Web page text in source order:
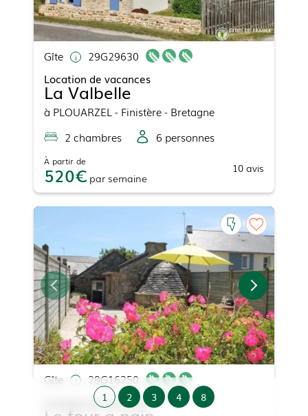
Gîte
29G29630
Location de vacances
La Valbelle
à PLOUARZEL - Finistère - Bretagne
2 chambres 6 personnes
À partir de
520 par semaine
10 avis
Gîte
29G16250
Location de vacances
1 2 3 4 8